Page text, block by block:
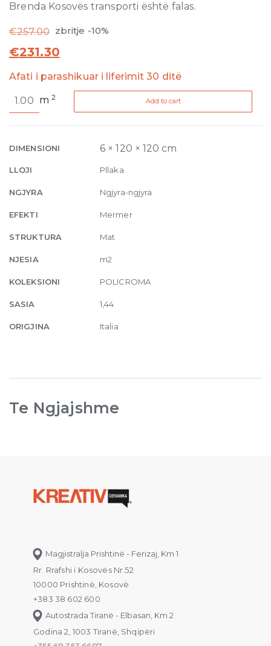
Brenda Kosovës transporti është falas.
€257.00 zbritje -10%
€231.30
Afati i parashikuar i liferimit 30 ditë
Arco
Matte
120
x
quantity
m2 Add to cart
DIMENSIONI 6 × 120 × 120 cm
LLOJI Pllaka
NGJYRA Ngjyra-ngjyra
EFEKTI Mermer
STRUKTURA Mat
NJESIA m2
KOLEKSIONI POLICROMA
SASIA 1,44
ORIGJINA Italia
Te Ngjajshme
Magjistralja Prishtinë - Ferizaj, Km 1
Rr. Rrafshi i Kosovës Nr.52
10000 Prishtinë, Kosovë
+383 38 602 600
Autostrada Tiranë - Elbasan, Km 2
Godina 2, 1003 Tiranë, Shqipëri